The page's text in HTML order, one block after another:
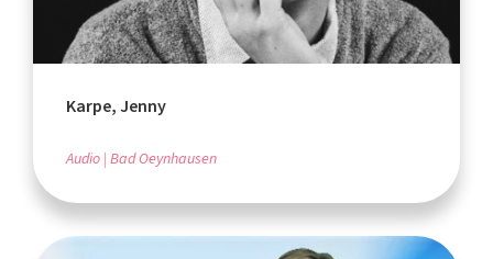
Karpe, Jenny
Audio Bad Oeynhausen